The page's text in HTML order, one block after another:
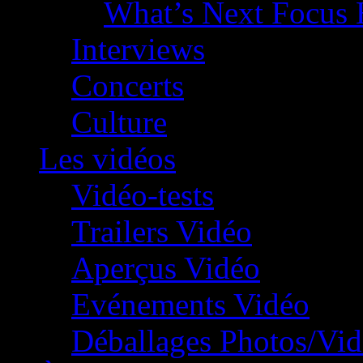
What’s Next
Interviews
Concerts
Culture
Les vidéos
Vidéo-tests
Trailers Vidéo
Aperçus Vidéo
Evénements Vidéo
Déballages Photos/